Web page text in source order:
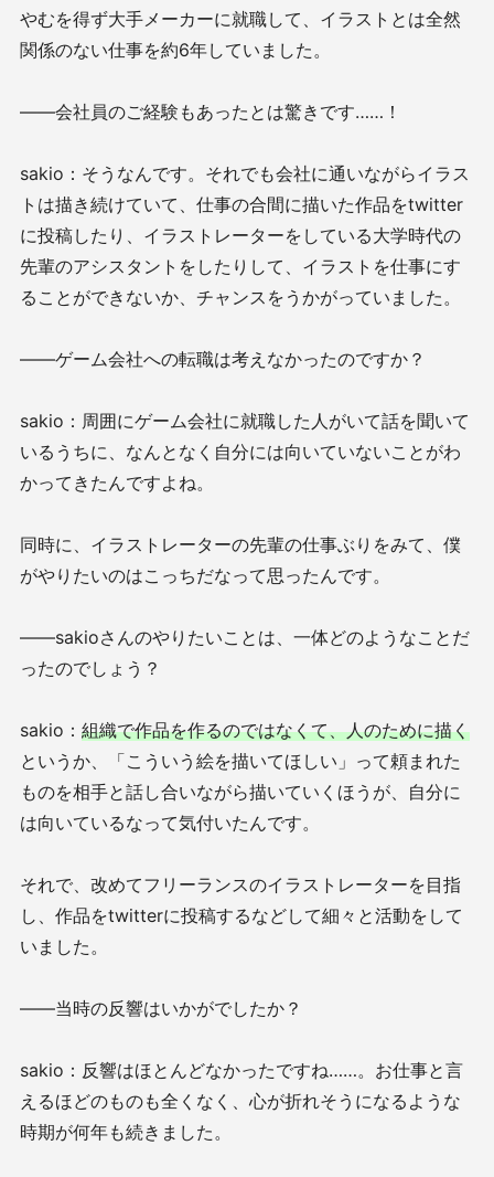
やむを得ず大手メーカーに就職して、イラストとは全然
関係のない仕事を約6年していました。
——会社員のご経験もあったとは驚きです……！
sakio：そうなんです。それでも会社に通いながらイラス
トは描き続けていて、仕事の合間に描いた作品をtwitter
に投稿したり、イラストレーターをしている大学時代の
先輩のアシスタントをしたりして、イラストを仕事にす
ることができないか、チャンスをうかがっていました。
——ゲーム会社への転職は考えなかったのですか？
sakio：周囲にゲーム会社に就職した人がいて話を聞いて
いるうちに、なんとなく自分には向いていないことがわ
かってきたんですよね。
同時に、イラストレーターの先輩の仕事ぶりをみて、僕
がやりたいのはこっちだなって思ったんです。
——sakioさんのやりたいことは、一体どのようなことだ
ったのでしょう？
sakio： 組織で作品を作るのではなくて、人のために描く
というか、「こういう絵を描いてほしい」って頼まれた
ものを相手と話し合いながら描いていくほうが、自分に
は向いているなって気付いたんです。
それで、改めてフリーランスのイラストレーターを目指
し、作品をtwitterに投稿するなどして細々と活動をして
いました。
——当時の反響はいかがでしたか？
sakio：反響はほとんどなかったですね……。お仕事と言
えるほどのものも全くなく、心が折れそうになるような
時期が何年も続きました。